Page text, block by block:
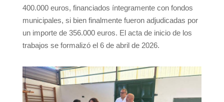
400.000 euros, financiados íntegramente con fondos
municipales, si bien finalmente fueron adjudicadas por
un importe de 356.000 euros. El acta de inicio de los
trabajos se formalizó el 6 de abril de 2026.